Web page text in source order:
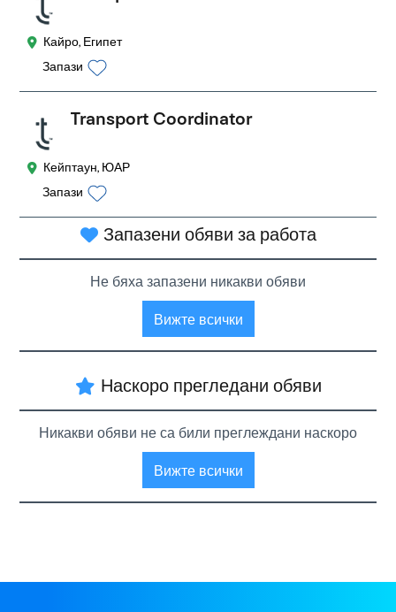
Кайро, Египет
Запази
Transport Coordinator
Кейптаун, ЮАР
Запази
Запазени обяви за работа
Не бяха запазени никакви обяви
Вижте всички
Наскоро прегледани обяви
Никакви обяви не са били преглеждани наскоро
Вижте всички